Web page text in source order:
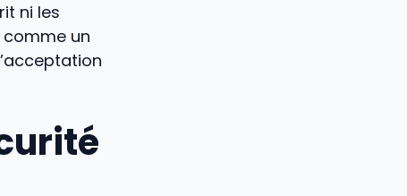
ni les
un